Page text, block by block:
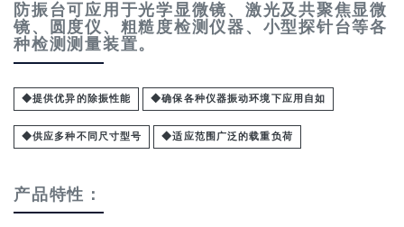
防振台可应用于光学显微镜、激光及共聚焦显微
镜、圆度仪、粗糙度检测仪器、小型探针台等各
种检测测量装置。
◆提供优异的除振性能 ◆确保各种仪器振动环境下应用自如
◆供应多种不同尺寸型号 ◆适应范围广泛的载重负荷
产品特性：